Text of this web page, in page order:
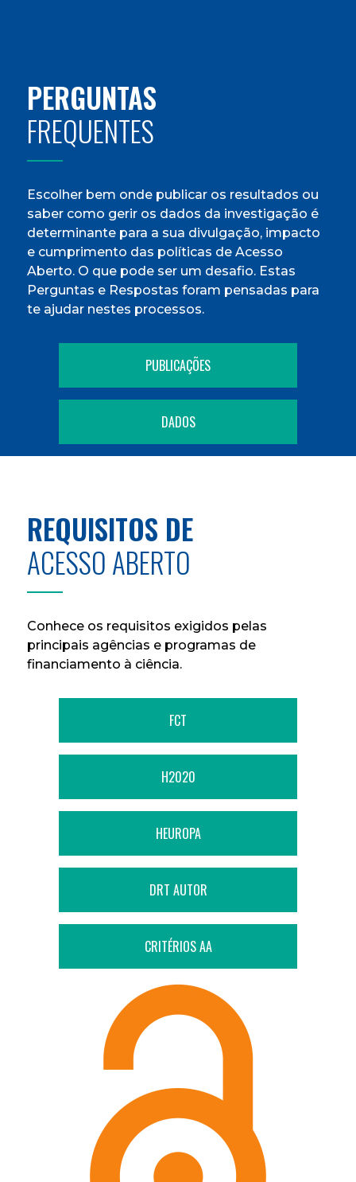
PERGUNTAS
FREQUENTES
Escolher bem onde publicar os resultados ou
saber como gerir os dados da investigação é
determinante para a sua divulgação, impacto
e cumprimento das políticas de Acesso
Aberto. O que pode ser um desafio. Estas
Perguntas e Respostas foram pensadas para
te ajudar nestes processos.
PUBLICAÇÕES
DADOS
REQUISITOS DE
ACESSO ABERTO
Conhece os requisitos exigidos pelas
principais agências e programas de
financiamento à ciência.
FCT
H2020
HEUROPA
DRT AUTOR
CRITÉRIOS AA